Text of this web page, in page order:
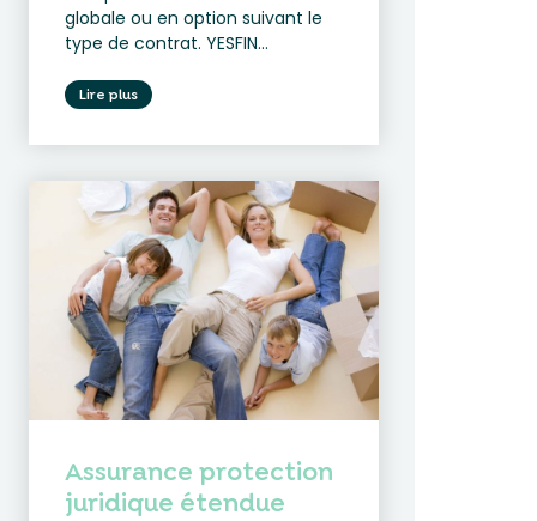
globale ou en option suivant le
type de contrat. YESFIN...
Lire plus
Assurance protection
juridique étendue